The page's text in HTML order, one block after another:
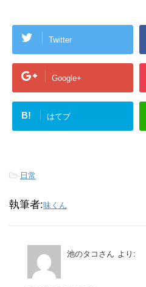
Twitter
Google+
B! はてブ
- 日常
執筆者:味くん
池のタコさん より: